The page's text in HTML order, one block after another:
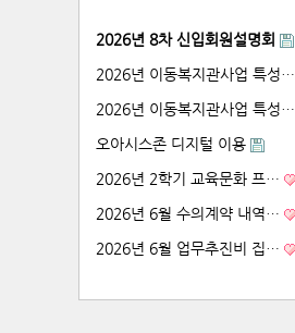
2026년 8차 신입회원설명회
2026년 이동복지관사업 특성…
2026년 이동복지관사업 특성…
오아시스존 디지털 이용
2026년 2학기 교육문화 프…
2026년 6월 수의계약 내역…
2026년 6월 업무추진비 집…